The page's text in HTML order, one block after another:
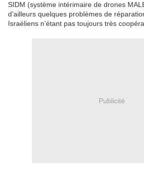
SIDM (système intérimaire de drones
d’ailleurs quelques problèmes de
Israéliens n’étant pas toujours très
Publicité